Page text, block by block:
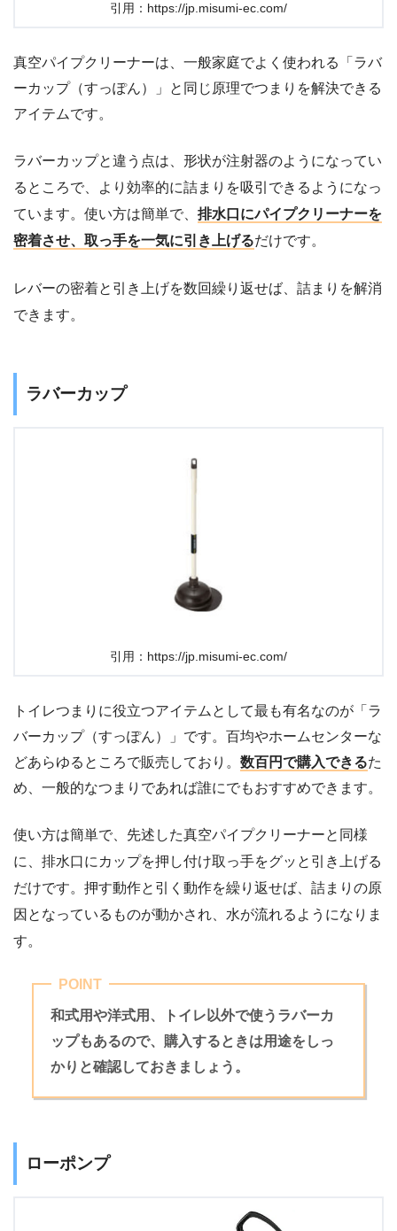
引用：https://jp.misumi-ec.com/
真空パイプクリーナーは、一般家庭でよく使われる「ラバ
ーカップ（すっぽん）」と同じ原理でつまりを解決できる
アイテムです。
ラバーカップと違う点は、形状が注射器のようになってい
るところで、より効率的に詰まりを吸引できるようになっ
ています。使い方は簡単で、 排水口にパイプクリーナーを
密着させ、取っ手を一気に引き上げるだけです。
レバーの密着と引き上げを数回繰り返せば、詰まりを解消
できます。
ラバーカップ
引用：https://jp.misumi-ec.com/
トイレつまりに役立つアイテムとして最も有名なのが「ラ
バーカップ（すっぽん）」です。百均やホームセンターな
どあらゆるところで販売しており。 数百円で購入できるた
め、一般的なつまりであれば誰にでもおすすめできます。
使い方は簡単で、先述した真空パイプクリーナーと同様
に、排水口にカップを押し付け取っ手をグッと引き上げる
だけです。押す動作と引く動作を繰り返せば、詰まりの原
因となっているものが動かされ、水が流れるようになりま
す。
POINT
和式用や洋式用、トイレ以外で使うラバーカ
ップもあるので、購入するときは用途をしっ
かりと確認しておきましょう。
ローポンプ